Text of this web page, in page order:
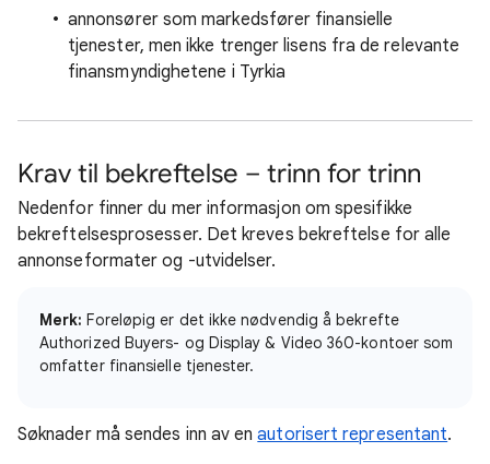
annonsører som markedsfører finansielle
tjenester, men ikke trenger lisens fra de relevante
finansmyndighetene i Tyrkia
Krav til bekreftelse – trinn for trinn
Nedenfor finner du mer informasjon om spesifikke
bekreftelsesprosesser. Det kreves bekreftelse for alle
annonseformater og -utvidelser.
Merk: Foreløpig er det ikke nødvendig å bekrefte
Authorized Buyers- og Display & Video 360-kontoer som
omfatter finansielle tjenester.
Søknader må sendes inn av enautorisert representant.